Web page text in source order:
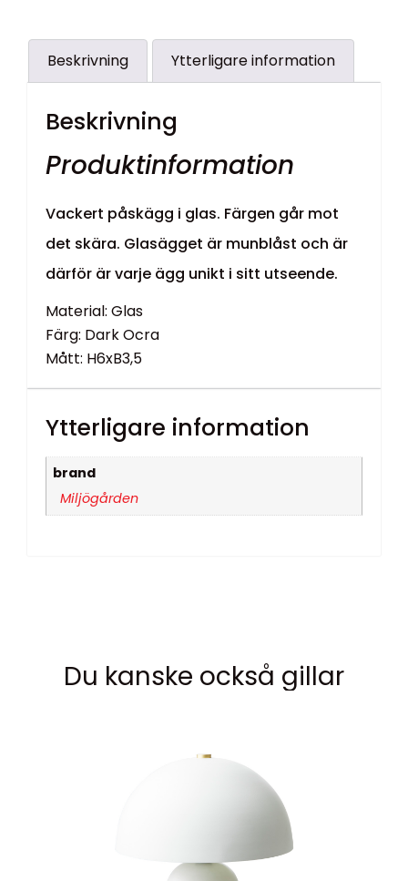
Beskrivning Ytterligare information
Beskrivning
Produktinformation
Vackert påskägg i glas. Färgen går mot
det skära. Glasägget är munblåst och är
därför är varje ägg unikt i sitt utseende.
Material: Glas
Färg: Dark Ocra
Mått: H6xB3,5
Ytterligare information
brand
Miljögården
Du kanske också gillar